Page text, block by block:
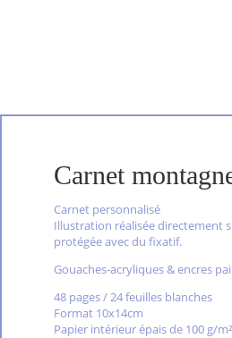
Carnet
Carnet personnalisé
Illustration réalisée directement
protégée avec du fixatif.
Gouaches-acryliques & encres
48 pages / 24 feuilles blanches
Format 10x14cm
Papier intérieur épais de 100 g/m²